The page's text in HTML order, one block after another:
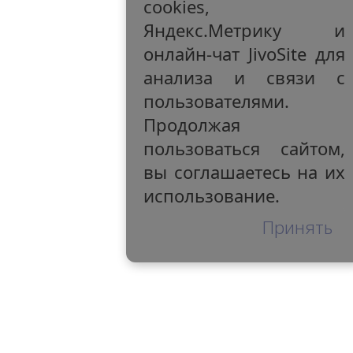
cookies,
Яндекс.Метрику и
онлайн-чат JivoSite для
анализа и связи с
пользователями.
Продолжая
пользоваться сайтом,
вы соглашаетесь на их
использование.
Принять